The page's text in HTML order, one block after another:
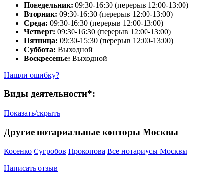
Понедельник: 09:30-16:30 (перерыв 12:00-13:00)
Вторник: 09:30-16:30 (перерыв 12:00-13:00)
Среда: 09:30-16:30 (перерыв 12:00-13:00)
Четверг: 09:30-16:30 (перерыв 12:00-13:00)
Пятница: 09:30-15:30 (перерыв 12:00-13:00)
Суббота: Выходной
Воскресенье: Выходной
Нашли ошибку?
Виды деятельности*:
Показать/скрыть
Другие нотариальные конторы Москвы
Косенко Сугробов Прокопова Все нотариусы Москвы
Написать отзыв